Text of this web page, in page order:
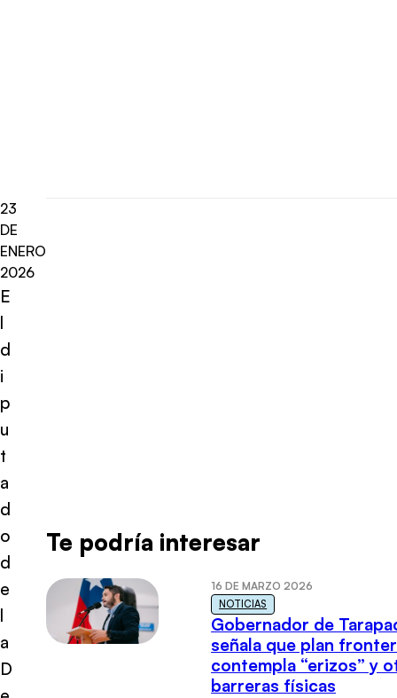
23
DE
ENERO
2026
E
l
d
i
p
u
t
a
d
o
d
e
l
a
D
Te podría interesar
16 DE MARZO 2026
NOTICIAS
Gobernador de
señala que plan
contempla “erizos” y
barreras físicas